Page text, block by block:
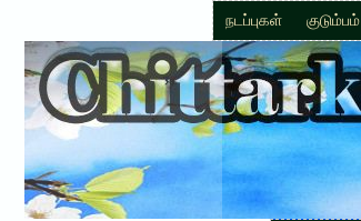
நடப்புகள் குடும்பம்